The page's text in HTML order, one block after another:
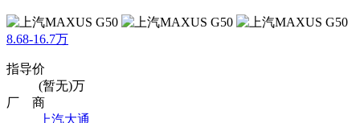
8.68-16.7万
指导价
(暂无)万
厂 商
上汽大通